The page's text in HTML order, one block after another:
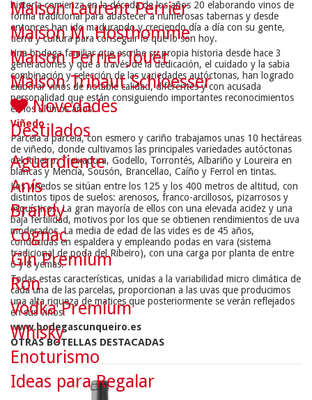
historia comienza en la década de los años 20 elaborando vinos de
forma tradicional para abastecer a numerosas tabernas y desde
entonces han ido madurando y creciendo día a día con su gente,
tierra y cultura para conseguir lo que lo son hoy.
Una bodega familiar que escribe su propia historia desde hace 3
generaciones y que a través de la dedicación, el cuidado y la sabia
combinación y selección de las variedades autóctonas, han logrado
elaborar vinos de notable calidad, diferentes y con acusada
personalidad que están consiguiendo importantes reconocimientos
en los últimos años.
Viñedo
Parcela a parcela, con esmero y cariño trabajamos unas 10 hectáreas
de viñedo, donde cultivamos las principales variedades autóctonas
del Ribeiro: Treixadura, Godello, Torrontés, Albariño y Loureira en
blancas y Mencía, Sousón, Brancellao, Caíño y Ferrol en tintas.
Los viñedos se sitúan entre los 125 y los 400 metros de altitud, con
distintos tipos de suelos: arenosos, franco-arcillosos, pizarrosos y
esquísticos. La gran mayoría de ellos con una elevada acidez y una
baja fertilidad, motivos por los que se obtienen rendimientos de uva
moderados. La media de edad de las vides es de 45 años,
conducidas en espaldera y empleando podas en vara (sistema
tradicional de poda del Ribeiro), con una carga por planta de entre
6 y 8 yemas.
Todas estas características, unidas a la variabilidad micro climática de
cada una de las parcelas, proporcionan a las uvas que producimos
una alta riqueza de matices que posteriormente se verán reflejados
en sus vinos.
www.bodegascunqueiro.es
OTRAS BOTELLAS DESTACADAS
Maison Laurent Perrier
Maison M. Hosthomme
Maison Perrier Jouët
Maison Tribaut Schloesser
Novedades
Destilados
Aguardiente
Anís
Brandy
Cognac
Gin Premium
Ron
Vodka Premium
Whisky
Enoturismo
Ideas para Regalar